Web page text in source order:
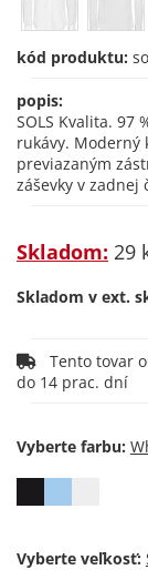
kód produktu:
popis:
SOLS Kvalita. 97
rukávy. Moderný
previazaným
záševky v zadnej
Skladom: 29
Skladom v ext.
do 14 prac. dní
Vyberte farbu:
Vyberte veľkosť: